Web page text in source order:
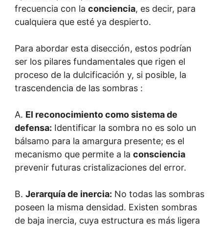
frecuencia con la conciencia, es decir, para
cualquiera que esté ya despierto.
Para abordar esta disección, estos podrían
ser los pilares fundamentales que rigen el
proceso de la dulcificación y, si posible, la
trascendencia de las sombras :
A. El reconocimiento como sistema de
defensa: Identificar la sombra no es solo un
bálsamo para la amargura presente; es el
mecanismo que permite a la consciencia
prevenir futuras cristalizaciones del error.
B. Jerarquía de inercia: No todas las sombras
poseen la misma densidad. Existen sombras
de baja inercia, cuya estructura es más ligera